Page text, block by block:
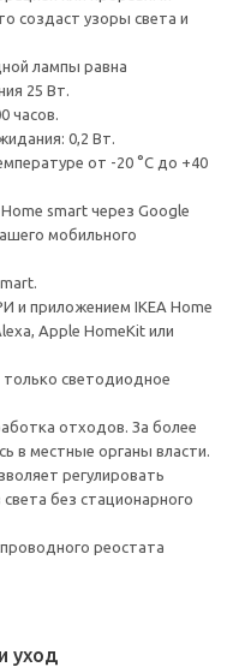
создаст узоры света и
лампы равна
25 Вт.
часов.
0,2 Вт.
от -20 °C до +40
smart через Google
мобильного
приложением IKEA Home
Apple HomeKit или
светодиодное
отходов. За более
в местные органы власти.
регулировать
без стационарного
реостата
уход